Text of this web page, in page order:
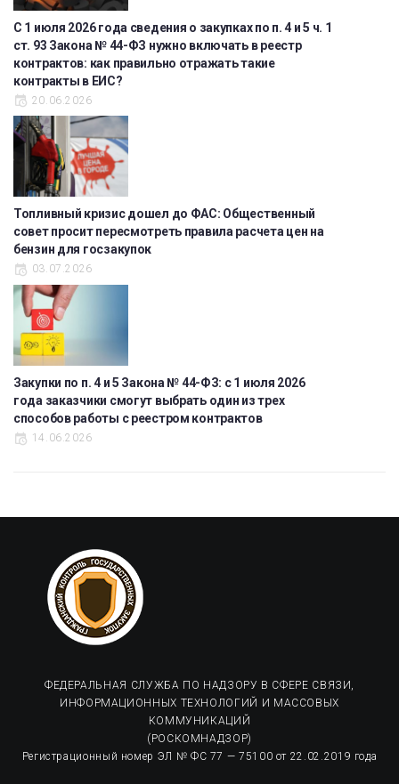
С 1 июля 2026 года сведения о закупках по п. 4 и 5 ч. 1
ст. 93 Закона № 44-ФЗ нужно включать в реестр
контрактов: как правильно отражать такие
контракты в ЕИС?
20.06.2026
Топливный кризис дошел до ФАС: Общественный
совет просит пересмотреть правила расчета цен на
бензин для госзакупок
03.07.2026
Закупки по п. 4 и 5 Закона № 44-ФЗ: с 1 июля 2026
года заказчики смогут выбрать один из трех
способов работы с реестром контрактов
14.06.2026
ФЕДЕРАЛЬНАЯ СЛУЖБА ПО НАДЗОРУ В СФЕРЕ СВЯЗИ,
ИНФОРМАЦИОННЫХ ТЕХНОЛОГИЙ И МАССОВЫХ
КОММУНИКАЦИЙ
(РОСКОМНАДЗОР)
Регистрационный номер ЭЛ № ФС 77 — 75100 от 22.02.2019 года